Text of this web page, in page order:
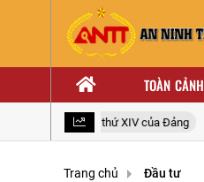
TOÀN CẢNH
toàn quốc lần thứ XIV của Đảng
Trang chủ Đầu tư